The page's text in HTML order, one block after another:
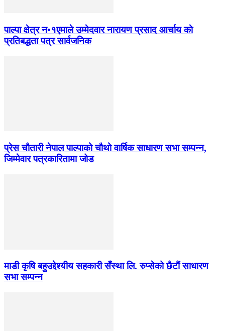
पाल्पा क्षेत्र न•१एमाले उम्मेदवार नारायण प्रसाद आर्चाय काे
प्रतिबद्धता पत्र सार्वजनिक
प्रेस चौतारी नेपाल पाल्पाको चौथो वार्षिक साधारण सभा सम्पन्न,
जिम्मेवार पत्रकारितामा जोड
माडी कृषि बहुउद्देश्यीय सहकारी सँस्था लि. रुप्सेको छैटाैं साधारण
सभा सम्पन्न